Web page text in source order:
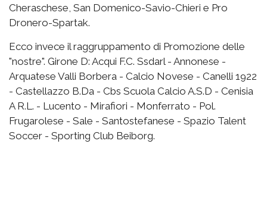
Cheraschese, San Domenico-Savio-Chieri e Pro
Dronero-Spartak.
Ecco invece il raggruppamento di Promozione delle
"nostre". Girone D: Acqui F.C. Ssdarl - Annonese -
Arquatese Valli Borbera - Calcio Novese - Canelli 1922
- Castellazzo B.Da - Cbs Scuola Calcio A.S.D - Cenisia
A R.L. - Lucento - Mirafiori - Monferrato - Pol.
Frugarolese - Sale - Santostefanese - Spazio Talent
Soccer - Sporting Club Beiborg.